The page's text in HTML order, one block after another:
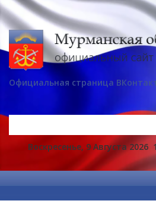
Официальная страница
Воскресенье, 9 Августа 2026